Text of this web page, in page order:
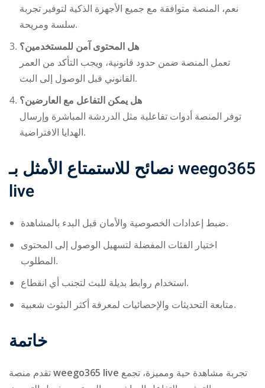
نعم، المنصة متوافقة مع جميع الأجهزة الذكية لتوفير تجربة
سلسة ومريحة.
هل المحتوى آمن للمستخدمين؟
تعمل المنصة ضمن حدود قانونية، ويجب التأكد من العمر
القانوني قبل الوصول إلى البث.
هل يمكن التفاعل مع العارضين؟
توفر المنصة أدوات تفاعلية مثل الدردشة المباشرة وإرسال
الهدايا الافتراضية.
weego365
live
ضبط إعدادات الخصوصية والأمان قبل البدء بالمشاهدة.
اختيار الفئات المفضلة لتسهيل الوصول إلى المحتوى
المطلوب.
استخدام روابط بديلة للبث لتجنب أي انقطاع.
متابعة التحديثات والإحصائيات لمعرفة أكثر البثوث شعبية.
خاتمة
weego365 live